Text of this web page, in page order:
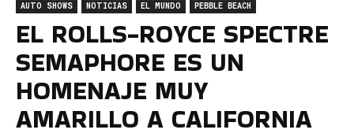
Magazine
AUTO SHOWS NOTICIAS EL MUNDO PEBBLE BEACH
EL ROLLS-ROYCE SPECTRE
SEMAPHORE ES UN
HOMENAJE MUY
AMARILLO A CALIFORNIA